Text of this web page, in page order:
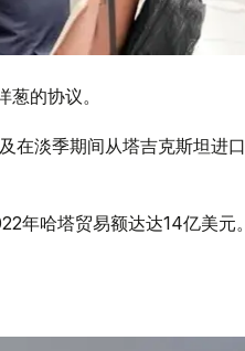
的协议。
在淡季期间从塔吉克斯坦进口
年哈塔贸易额达达14亿美元。